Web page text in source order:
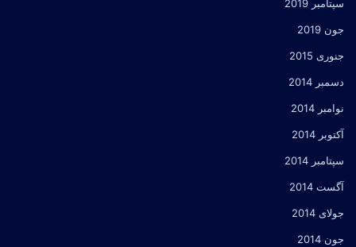
سپتامبر 2019
جون 2019
جنوری 2015
دسمبر 2014
نوامبر 2014
آکتوبر 2014
سپتامبر 2014
آگست 2014
جولای 2014
جون 2014